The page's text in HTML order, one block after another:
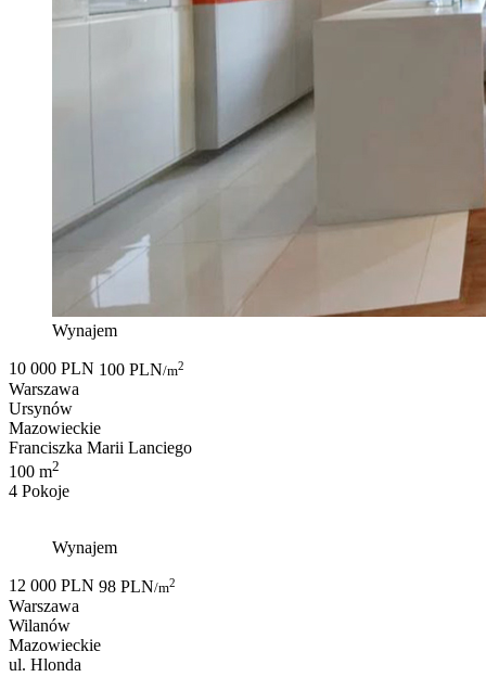
Wynajem
10 000 PLN 100 PLN/m2
Warszawa
Ursynów
Mazowieckie
Franciszka Marii Lanciego
100 m2
4 Pokoje
Wynajem
12 000 PLN 98 PLN/m2
Warszawa
Wilanów
Mazowieckie
ul. Hlonda